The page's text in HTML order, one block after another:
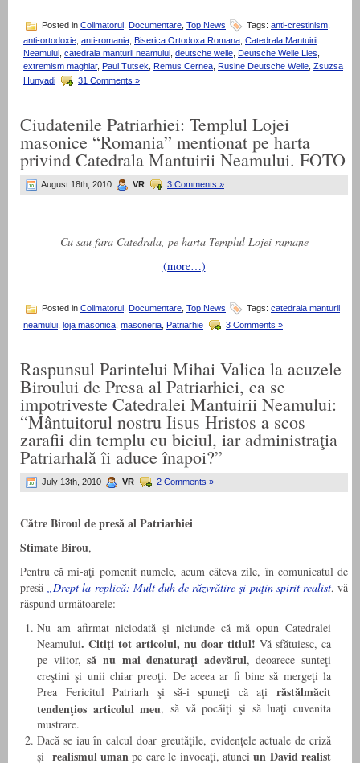
Posted in Colimatorul Documentare Top News Tags: anti-crestinism
anti-ortodoxie, anti-romania, Biserica Ortodoxa Romana, Catedrala Mantuirii
Neamului, catedrala manturii neamului, deutsche welle, Deutsche Welle Lies,
extremism maghiar, Paul Tutsek, Remus Cernea, Rusine Deutsche Welle, Zsuzsa
Hunyadi
31 Comments »
Ciudatenile Patriarhiei: Templul Lojei
masonice “Romania” mentionat pe harta
privind Catedrala Mantuirii Neamului. FOTO
August 18th, 2010 VR 3 Comments »
Cu sau fara Catedrala, pe harta Templul Lojei ramane
(more…)
Posted in Colimatorul Documentare Top News Tags: catedrala manturii
neamului
loja masonica masoneria Patriarhie 3 Comments »
Raspunsul Parintelui Mihai Valica la acuzele
Biroului de Presa al Patriarhiei, ca se
impotriveste Catedralei Mantuirii Neamului:
“Mântuitorul nostru Iisus Hristos a scos
zarafii din templu cu biciul, iar administraţia
Patriarhală îi aduce înapoi?”
July 13th, 2010 VR 2 Comments »
Către Biroul de presă al Patriarhiei
Stimate Birou,
Pentru că mi-aţi pomenit numele, acum câteva zile, în comunicatul de
presă „Drept la replică: Mult duh de răzvrătire şi puţin spirit realist, vă
răspund următoarele:
Nu am afirmat niciodată şi niciunde că mă opun Catedralei
Neamului. Citiţi tot articolul, nu doar titlul! Vă sfătuiesc, ca
pe viitor,să nu mai denaturaţi adevărul, deoarece sunteţi
creştini şi unii chiar preoţi. De aceea ar fi bine să mergeţi la
Prea Fericitul Patriarh şi să-i spuneţi că aţi răstălmăcit
tendenţios articolul meu, să vă pocăiţi şi să luaţi cuvenita
mustrare.
Dacă se iau în calcul doar greutăţile, evidențele actuale de criză
și realismul uman pe care le invocaţi, atunciun David realist